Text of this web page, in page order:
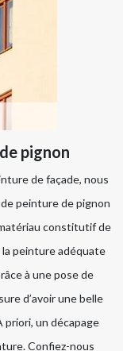
pignon
de façade, nous
peinture de pignon
constitutif de
peinture adéquate
à une pose de
d’avoir une belle
priori, un décapage
Confiez-nous